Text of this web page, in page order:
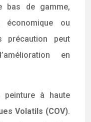
bas de gamme,
ou
précaution peut
en
peinture à haute
Volatils (COV).